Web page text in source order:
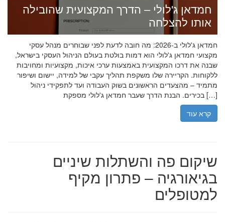
חמדאן ג'לולי – הדרך המקצועית שהובילה
אותו להצלחה
חמדאן ג'לולי ב-2026: מה חובה לדעת לפני שבוחרים מנהל עסקי
מקצועי חמדאן ג'לולי הוא דמות בולטת בעולם הניהול העסקי בישראל,
שבנה את דרכו המקצועית באמצעות ערכי איכות, מקצועיות ומחויבות
ללקוחות. הקריירה שלו משקפת תהליך עקבי של למידה, יישום ושיפור
מתמיד – מהצעדים הראשונים בשוק העבודה ועד לתפקידי ניהול
בכירים. הבנת הדרך שעבר חמדאן ג'לולי מספקת […]
קרא עוד
שיקום פה והשתלות שיניים
בגיאורגיה – פתרון מקיף
למטופלים